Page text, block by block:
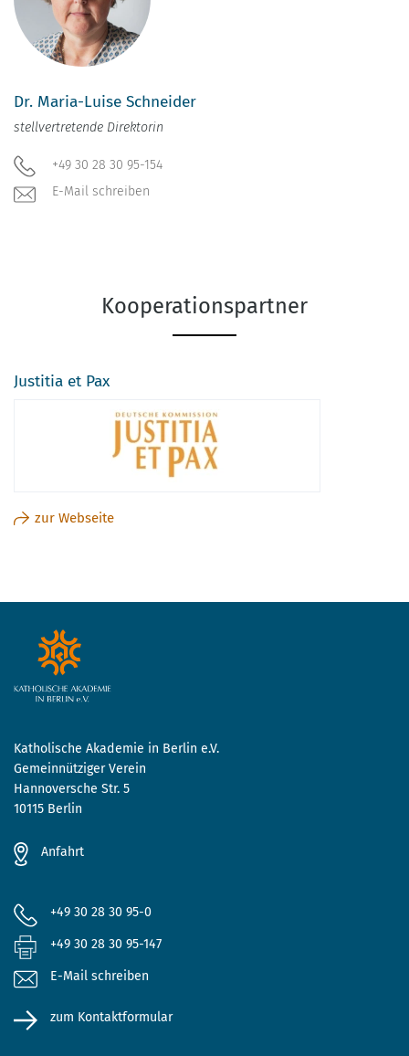
Dr. Maria-Luise Schneider
stellvertretende Direktorin
+49 30 28 30 95-154
E-Mail schreiben
Kooperationspartner
Justitia et Pax
zur Webseite
Katholische Akademie in Berlin e.V.
Gemeinnütziger Verein
Hannoversche Str. 5
10115 Berlin
Anfahrt
+49 30 28 30 95-0
+49 30 28 30 95-147
E-Mail schreiben
zum Kontaktformular